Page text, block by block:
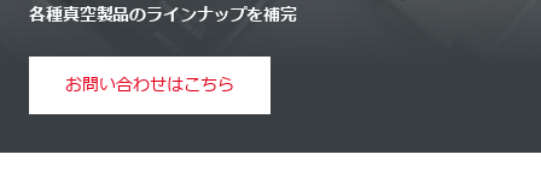
各種真空製品のラインナップを補完
お問い合わせはこちら